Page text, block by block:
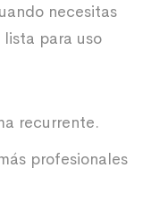
necesitas
para uso
recurrente.
profesionales